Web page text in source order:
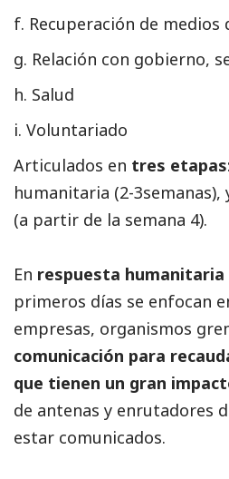
Recuperación de medios
Relación con gobierno,
Salud
Voluntariado
Articulados en tres etapas
humanitaria (2-
(a partir de la semana 4).
En respuesta humanitaria
primeros días se enfocan
empresas, organismos
comunicación para
que tienen un gran
de antenas y enrutadores
estar comunicados.